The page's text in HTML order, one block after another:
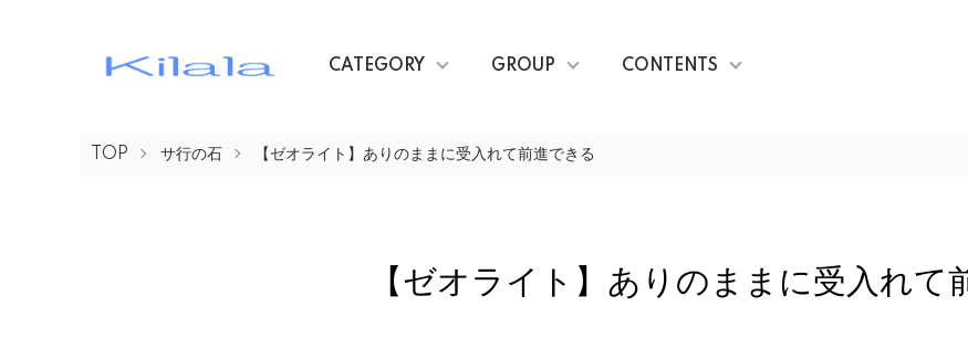
CATEGORY GROUP CONTENTS
TOP サ行の石 【ゼオライト】ありのままに受入れて前進できる
【ゼオライト】ありのままに受入れて